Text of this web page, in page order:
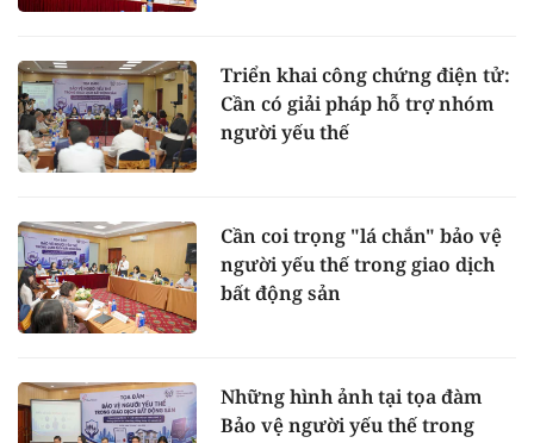
Triển khai công chứng điện tử:
Cần có giải pháp hỗ trợ nhóm
người yếu thế
Cần coi trọng "lá chắn" bảo vệ
người yếu thế trong giao dịch
bất động sản
Những hình ảnh tại tọa đàm
Bảo vệ người yếu thế trong